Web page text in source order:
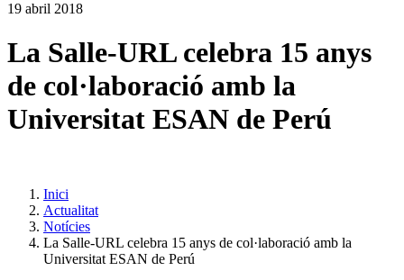
19 abril 2018
La Salle-URL celebra 15 anys
de col·laboració amb la
Universitat ESAN de Perú
Inici
Actualitat
Notícies
La Salle-URL celebra 15 anys de col·laboració amb la
Universitat ESAN de Perú